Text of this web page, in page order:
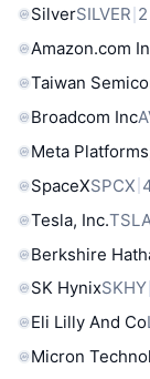
SilverSILVER
Amazon.com
Taiwan
Broadcom Inc
Meta
SpaceXSPCX
Tesla, Inc.
Berkshire
SK HynixSKHY
Eli Lilly And Co
Micron